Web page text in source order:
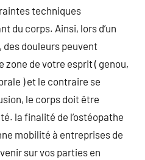
techniques
du corps. Ainsi, lors d’un
des douleurs peuvent
de votre esprit ( genou,
) et le contraire se
le corps doit être
la finalité de l’ostéopathe
mobilité à entreprises de
sur vos parties en